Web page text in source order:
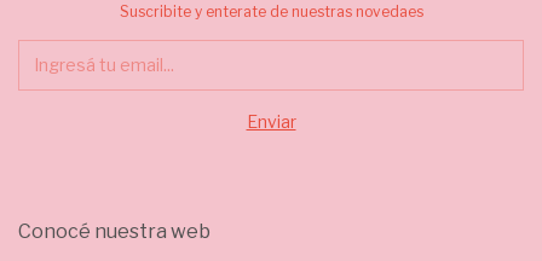
Suscribite y enterate de nuestras novedaes
Conocé nuestra web